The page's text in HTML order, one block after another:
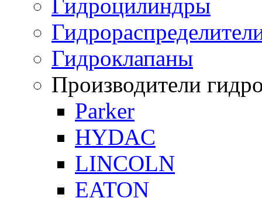
Гидроцилиндры
Гидроклапаны
Производители
Parker
HYDAC
LINCOLN
EATON